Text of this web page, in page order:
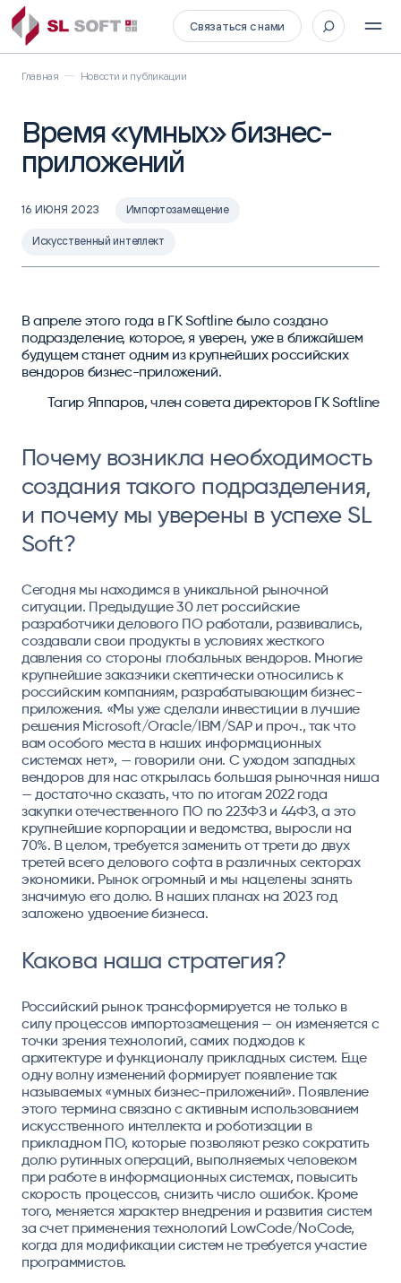
Связаться с нами
Главная Новости и публикации
Время «умных» бизнес-
приложений
16 ИЮНЯ 2023 Импортозамещение
Искусственный интеллект
В апреле этого года в ГК Softline было создано
подразделение, которое, я уверен, уже в ближайшем
будущем станет одним из крупнейших российских
вендоров бизнес-приложений.
Тагир Яппаров, член совета директоров ГК Softline
Почему возникла необходимость
создания такого подразделения,
и почему мы уверены в успехе SL
Soft?
Сегодня мы находимся в уникальной рыночной
ситуации. Предыдущие 30 лет российские
разработчики делового ПО работали, развивались,
создавали свои продукты в условиях жесткого
давления со стороны глобальных вендоров. Многие
крупнейшие заказчики скептически относились к
российским компаниям, разрабатывающим бизнес-
приложения. «Мы уже сделали инвестиции в лучшие
решения Microsoft/Oracle/IBM/SAP и проч., так что
вам особого места в наших информационных
системах нет», — говорили они. С уходом западных
вендоров для нас открылась большая рыночная ниша
— достаточно сказать, что по итогам 2022 года
закупки отечественного ПО по 223ФЗ и 44ФЗ, а это
крупнейшие корпорации и ведомства, выросли на
70%. В целом, требуется заменить от трети до двух
третей всего делового софта в различных секторах
экономики. Рынок огромный и мы нацелены занять
значимую его долю. В наших планах на 2023 год
заложено удвоение бизнеса.
Какова наша стратегия?
Российский рынок трансформируется не только в
силу процессов импортозамещения — он изменяется с
точки зрения технологий, самих подходов к
архитектуре и функционалу прикладных систем. Еще
одну волну изменений формирует появление так
называемых «умных бизнес-приложений». Появление
этого термина связано с активным использованием
искусственного интеллекта и роботизации в
прикладном ПО, которые позволяют резко сократить
долю рутинных операций, выполняемых человеком
при работе в информационных системах, повысить
скорость процессов, снизить число ошибок. Кроме
того, меняется характер внедрения и развития систем
за счет применения технологий LowCode/NoCode,
когда для модификации систем не требуется участие
программистов.